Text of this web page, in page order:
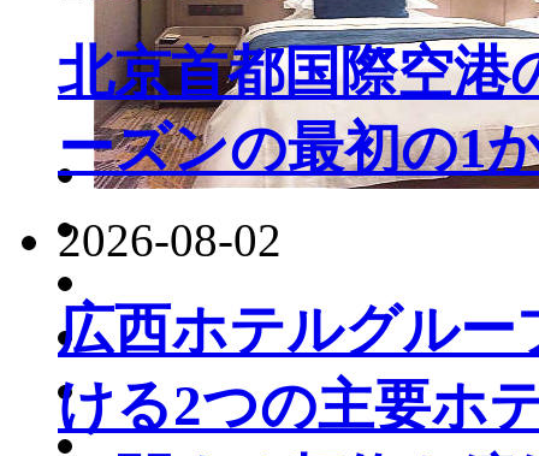
北京首都国際空港
ーズンの最初の1
2026-08-02
広西ホテルグルー
ける2つの主要ホ